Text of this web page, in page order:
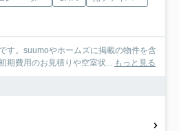
す。suumoやホームズに掲載の物件を含
期費用のお見積りや空室状... もっと見る